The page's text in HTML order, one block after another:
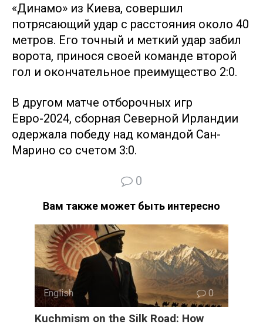
«Динамо» из Киева, совершил
потрясающий удар с расстояния около 40
метров. Его точный и меткий удар забил
ворота, принося своей команде второй
гол и окончательное преимущество 2:0.
В другом матче отборочных игр
Евро-2024, сборная Северной Ирландии
одержала победу над командой Сан-
Марино со счетом 3:0.
0
Вам также может быть интересно
English 0
Kuchmism on the Silk Road: How